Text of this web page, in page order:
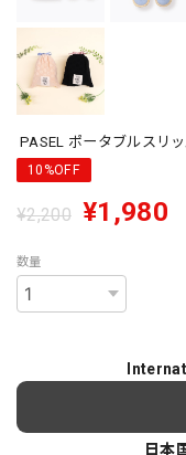
PASEL ポータブルスリ
10%OFF
¥2,200 ¥1,980
数量
日本